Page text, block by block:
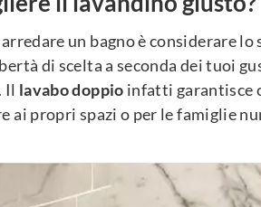
un bagno è considerare
di scelta a seconda dei tuoi
Il lavabo doppio infatti garantisce
ai propri spazi o per le famiglie